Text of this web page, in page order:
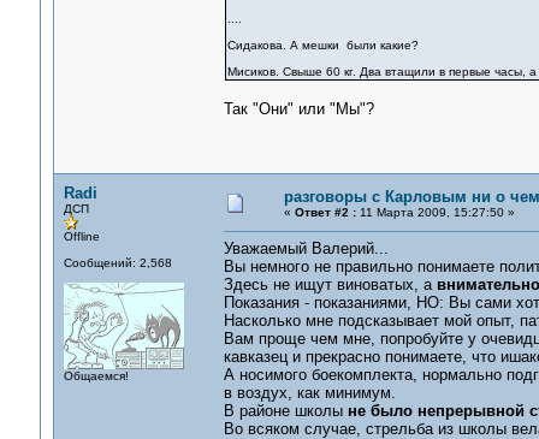
Сидакова. А мешки были какие?
Мисиков. Свыше 60 кг. Два втащили в первые часы, а
Так "Они" или "Мы"?
Radi
ДСП
Offline
Сообщений: 2,568
Общаемся!
разговоры с Карловым ни о
« Ответ #2 :11 Марта 2009, 15:27:50 »
Уважаемый Валерий...
Вы немного не правильно понимаете
Здесь не ищут виноватых, а внимательно
Показания - показаниями, НО: Вы сами
Насколько мне подсказывает мой опыт,
Вам проще чем мне, попробуйте у
кавказец и прекрасно понимаете, что
А носимого боекомплекта, нормально
в воздух, как минимум.
В районе школы не было непрерывной
Во всяком случае, стрельба из школы